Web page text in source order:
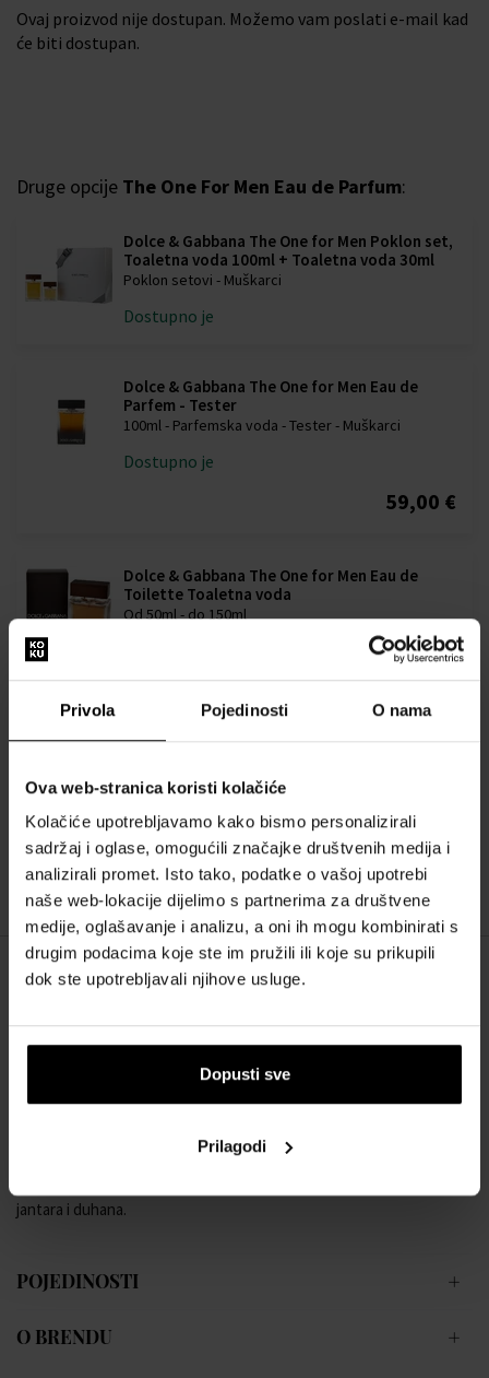
Privola Pojedinosti O nama
Ova web-stranica koristi kolačiće
Kolačiće upotrebljavamo kako bismo personalizirali
sadržaj i oglase, omogućili značajke društvenih medija i
analizirali promet. Isto tako, podatke o vašoj upotrebi
naše web-lokacije dijelimo s partnerima za društvene
medije, oglašavanje i analizu, a oni ih mogu kombinirati s
drugim podacima koje ste im pružili ili koje su prikupili
dok ste upotrebljavali njihove usluge.
Dopusti sve
Prilagodi
Ovaj proizvod nije dostupan. Možemo vam poslati e-mail kad
će biti dostupan.
Druge opcije The One For Men Eau de Parfum:
Dolce & Gabbana The One for Men Poklon set,
Toaletna voda 100ml + Toaletna voda 30ml
Poklon setovi - Muškarci
Dostupno je
Dolce & Gabbana The One for Men Eau de
Parfem - Tester
100ml - Parfemska voda - Tester - Muškarci
Dostupno je
59,00 €
Dolce & Gabbana The One for Men Eau de
Toilette Toaletna voda
Od 50ml - do 150ml
54,00 € 65,00 €
Toilette Toaletna voda - Tester
Od 100ml - do 100ml
Dostupno je
od 40,00 € do53,00 €
OPIS
Dolce & Gabanna One for Men na tržištu je od 2008. godine, nakon
što je ženska verzija ovog mirisa doživjela veliki uspjeh. Tvorci ovog
parfema postavili su si zadatak stvoriti nešto što neće biti banalno
klasično, već klasično muško. Uspjeli su stvoriti miris koji žene
korijandera i bosiljka, koje prelaze u srce kardamoma, đumbira i
jantara i duhana.
POJEDINOSTI
O BRENDU